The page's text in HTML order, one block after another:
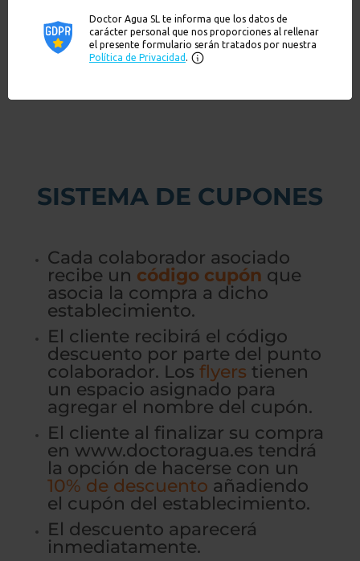
SPRITE
SISTEMA DE CUPONES
Cada colaborador asociado
recibe un código cupón que
asocia la compra a dicho
establecimiento.
El cliente recibirá el código
descuento por parte del punto
colaborador. Los flyers tienen
un espacio asignado para
agregar el nombre del cupón.
El cliente al finalizar su compra
en www.doctoragua.es tendrá
la opción de hacerse con un
10% de descuento añadiendo
el cupón del establecimiento.
El descuento aparecerá
inmediatamente.